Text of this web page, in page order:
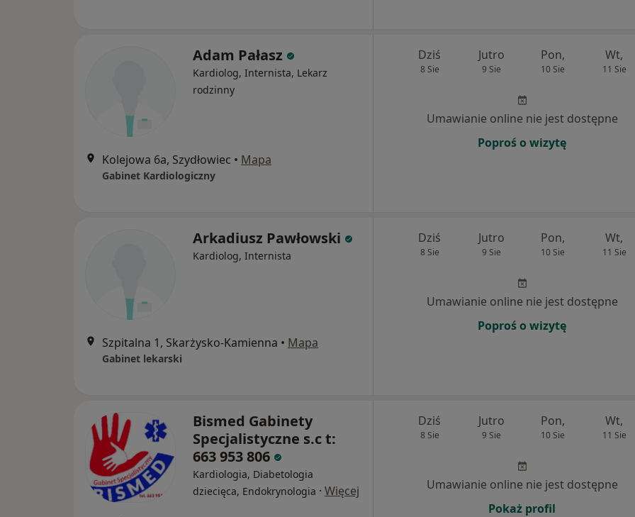
Adam Pałasz
Kardiolog, Internista, Lekarz
rodzinny
Kolejowa 6a, Szydłowiec • Mapa
Gabinet Kardiologiczny
Dziś
8 Sie
Jutro
9 Sie
Pon,
10 Sie
Wt,
11 Sie
Umawianie online nie jest dostępne
Poproś o wizytę
Arkadiusz Pawłowski
Kardiolog, Internista
Szpitalna 1, Skarżysko-Kamienna • Mapa
Gabinet lekarski
Dziś
8 Sie
Jutro
9 Sie
Pon,
10 Sie
Wt,
11 Sie
Umawianie online nie jest dostępne
Poproś o wizytę
Bismed Gabinety
Specjalistyczne s.c t:
663 953 806
Kardiologia, Diabetologia
dziecięca, Endokrynologia · Więcej
Dziś
8 Sie
Jutro
9 Sie
Pon,
10 Sie
Wt,
11 Sie
Umawianie online nie jest dostępne
Pokaż profil